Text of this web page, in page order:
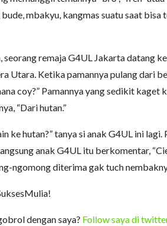
mbakyu, kangmas suatu saat
seorang remaja G4UL Jakarta datang
Utara. Ketika pamannya pulang dari
coy?” Pamannya yang sedikit kaget
“Dari hutan.”
ke hutan?” tanya si anak G4UL ini
anak G4UL itu berkomentar,
ngomong diterima gak tuch
dengan saya? Follow saya di